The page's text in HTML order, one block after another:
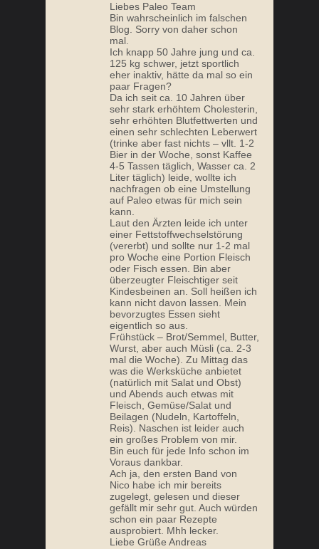
Liebes Paleo Team
Bin wahrscheinlich im falschen
Blog. Sorry von daher schon
mal.
Ich knapp 50 Jahre jung und ca.
125 kg schwer, jetzt sportlich
eher inaktiv, hätte da mal so ein
paar Fragen?
Da ich seit ca. 10 Jahren über
sehr stark erhöhtem Cholesterin,
sehr erhöhten Blutfettwerten und
einen sehr schlechten Leberwert
(trinke aber fast nichts – vllt. 1-2
Bier in der Woche, sonst Kaffee
4-5 Tassen täglich, Wasser ca. 2
Liter täglich) leide, wollte ich
nachfragen ob eine Umstellung
auf Paleo etwas für mich sein
kann.
Laut den Ärzten leide ich unter
einer Fettstoffwechselstörung
(vererbt) und sollte nur 1-2 mal
pro Woche eine Portion Fleisch
oder Fisch essen. Bin aber
überzeugter Fleischtiger seit
Kindesbeinen an. Soll heißen ich
kann nicht davon lassen. Mein
bevorzugtes Essen sieht
eigentlich so aus.
Frühstück – Brot/Semmel, Butter,
Wurst, aber auch Müsli (ca. 2-3
mal die Woche). Zu Mittag das
was die Werksküche anbietet
(natürlich mit Salat und Obst)
und Abends auch etwas mit
Fleisch, Gemüse/Salat und
Beilagen (Nudeln, Kartoffeln,
Reis). Naschen ist leider auch
ein großes Problem von mir.
Bin euch für jede Info schon im
Voraus dankbar.
Ach ja, den ersten Band von
Nico habe ich mir bereits
zugelegt, gelesen und dieser
gefällt mir sehr gut. Auch würden
schon ein paar Rezepte
ausprobiert. Mhh lecker.
Liebe Grüße Andreas